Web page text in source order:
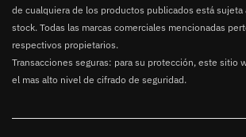
de cualquiera de los productos publicados está sujeta
stock. Todas las marcas comerciales mencionadas
respectivos propietarios.
Transacciones seguras: para su protección, este sitio
el mas alto nivel de cifrado de seguridad.